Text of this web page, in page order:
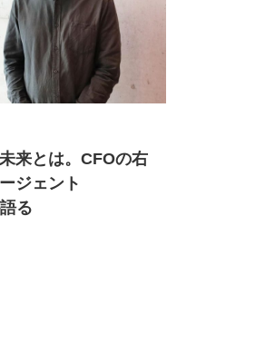
来とは。CFOの右
ジェント
る